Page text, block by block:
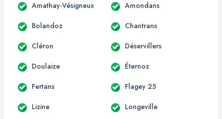
Amathay-Vésigneux Amondans
Bolandoz Chantrans
Cléron Déservillers
Doulaize Éternoz
Fertans Flagey 25
Lizine Longeville